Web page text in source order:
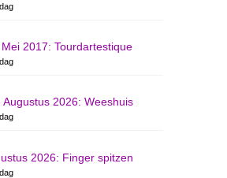
2017: Tourdartestique
Augustus 2026: Weeshuis
2026: Finger spitzen